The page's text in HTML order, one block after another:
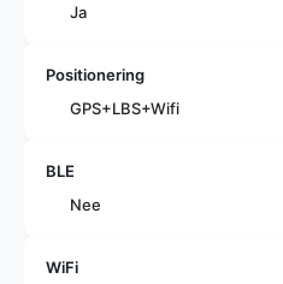
Ja
Positionering
GPS+LBS+Wifi
BLE
Nee
WiFi